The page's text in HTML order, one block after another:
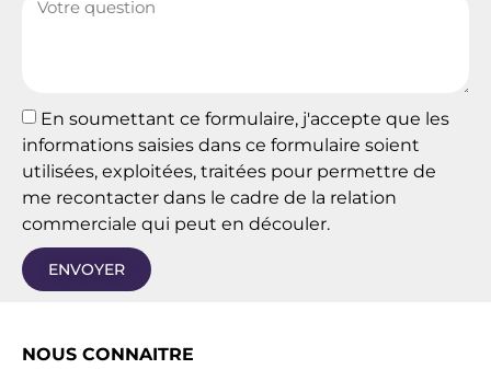
En soumettant ce formulaire, j'accepte que les
informations saisies dans ce formulaire soient
utilisées, exploitées, traitées pour permettre de
me recontacter dans le cadre de la relation
commerciale qui peut en découler.
ENVOYER
NOUS CONNAITRE